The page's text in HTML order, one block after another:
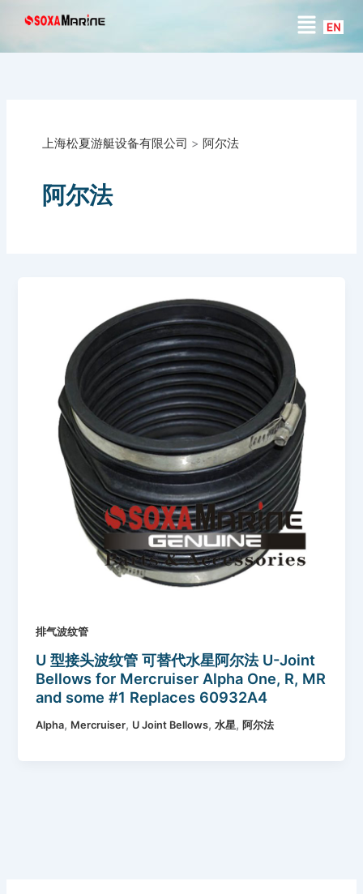
菜
单
上海松夏游艇设备有限公司 > 阿尔法
阿尔法
排气波纹管
U 型接头波纹管 可替代水星阿尔法 U-Joint
Bellows for Mercruiser Alpha One, R, MR
and some #1 Replaces 60932A4
Alpha, Mercruiser, U Joint Bellows,水星,阿尔法
索